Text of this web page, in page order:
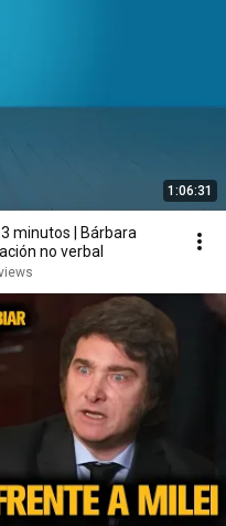
1:06:31
minutos | Bárbara
no verbal